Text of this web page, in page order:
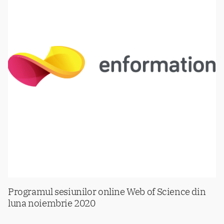
Programul sesiunilor online Web of Science din
luna noiembrie 2020